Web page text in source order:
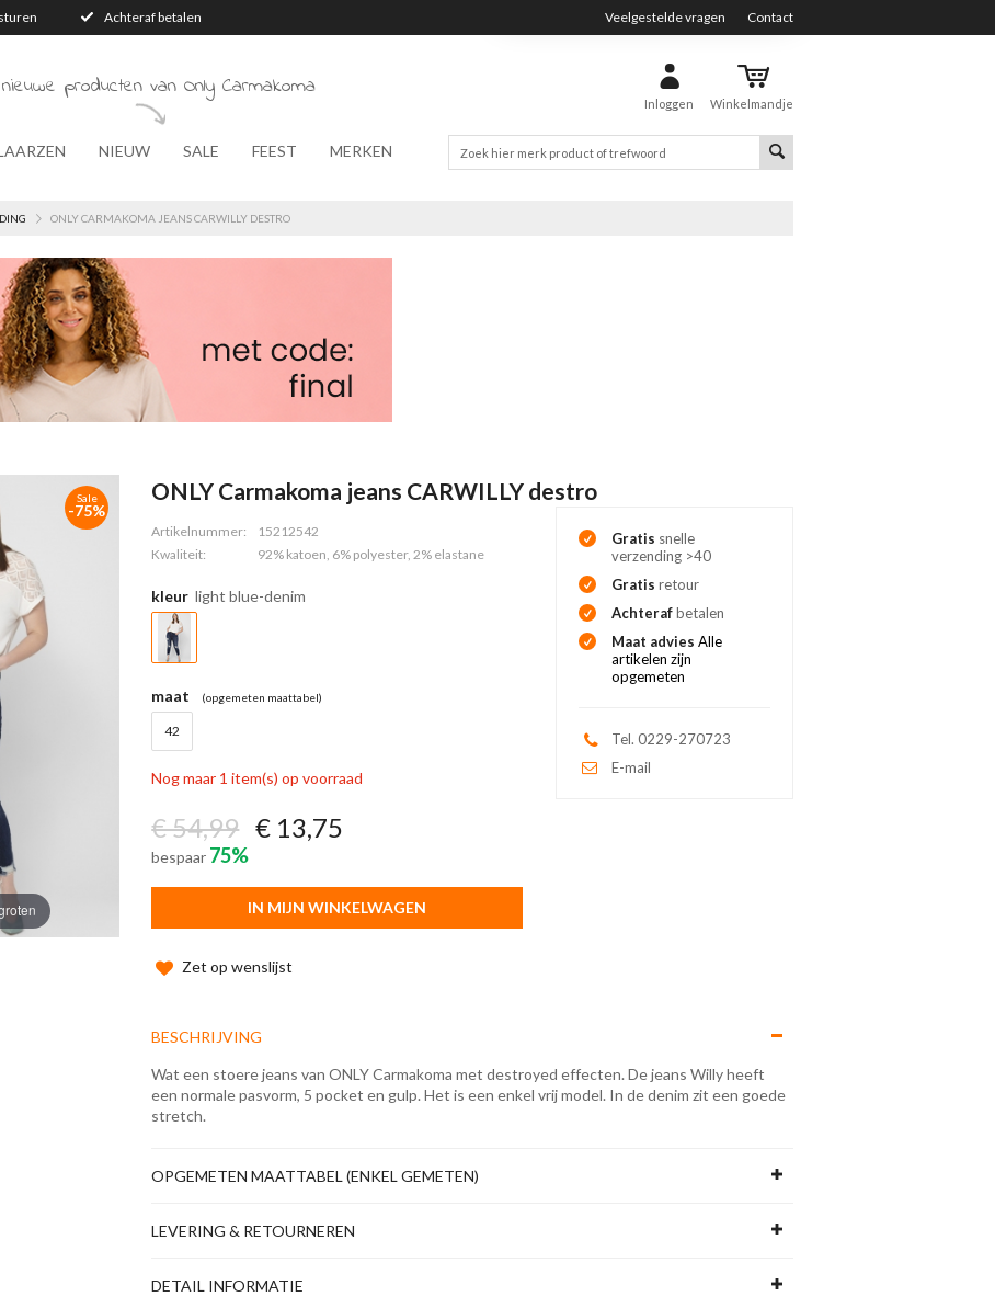
Achteraf betalen Veelgestelde vragen Contact
Inloggen Winkelmandje
producten van Only Carmakoma
NIEUW SALE FEEST MERKEN
ONLY CARMAKOMA JEANS CARWILLY DESTRO
Sale
-75%
ONLY Carmakoma jeans CARWILLY destro
Artikelnummer:
15212542
Kwaliteit:
92% katoen, 6% polyester, 2% elastane
kleur light blue-denim
maat (opgemeten maattabel)
42
Nog maar 1 item(s) op voorraad
€ 54,99 € 13,75
bespaar 75%
IN MIJN WINKELWAGEN
Zet op wenslijst
Gratis snelle
verzending >40
Gratis retour
Achterafbetalen
Maat adviesAlle
artikelen zijn
opgemeten
Tel. 0229-270723
E-mail
BESCHRIJVING
Wat een stoere jeans van ONLY Carmakoma met destroyed effecten. De jeans Willy heeft
een normale pasvorm, 5 pocket en gulp. Het is een enkel vrij model. In de denim zit een goede
stretch.
OPGEMETEN MAATTABEL (ENKEL GEMETEN)
LEVERING & RETOURNEREN
DETAIL INFORMATIE